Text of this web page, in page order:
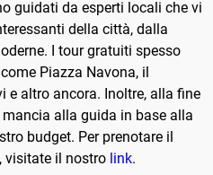
guidati da esperti locali che vi
della città, dalla
I tour gratuiti spesso
Piazza Navona, il
e altro ancora. Inoltre, alla fine
alla guida in base alla
budget. Per prenotare il
visitate il nostro link.